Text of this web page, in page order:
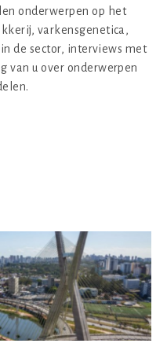
onderwerpen op het
varkensgenetica,
de sector, interviews met
van u over onderwerpen